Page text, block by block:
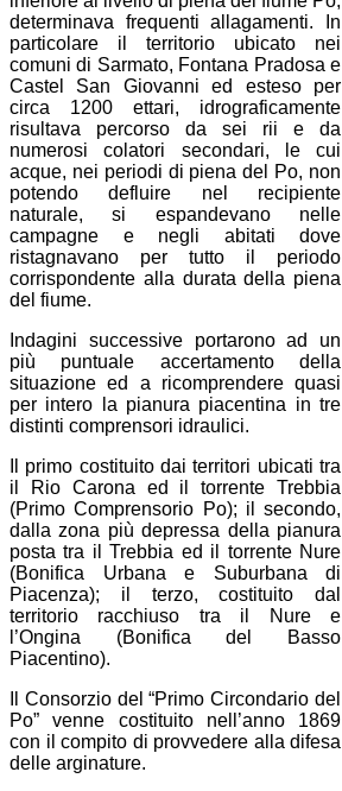
determinava frequenti allagamenti. In
particolare il territorio ubicato nei
comuni di Sarmato, Fontana Pradosa e
Castel San Giovanni ed esteso per
circa 1200 ettari, idrograficamente
risultava percorso da sei rii e da
numerosi colatori secondari, le cui
acque, nei periodi di piena del Po, non
potendo defluire nel recipiente
naturale, si espandevano nelle
campagne e negli abitati dove
ristagnavano per tutto il periodo
corrispondente alla durata della piena
del fiume.
Indagini successive portarono ad un
più puntuale accertamento della
situazione ed a ricomprendere quasi
per intero la pianura piacentina in tre
distinti comprensori idraulici.
Il primo costituito dai territori ubicati tra
il Rio Carona ed il torrente Trebbia
(Primo Comprensorio Po); il secondo,
dalla zona più depressa della pianura
posta tra il Trebbia ed il torrente Nure
(Bonifica Urbana e Suburbana di
Piacenza); il terzo, costituito dal
territorio racchiuso tra il Nure e
l’Ongina (Bonifica del Basso
Piacentino).
Il Consorzio del “Primo Circondario del
Po” venne costituito nell’anno 1869
con il compito di provvedere alla difesa
delle arginature.